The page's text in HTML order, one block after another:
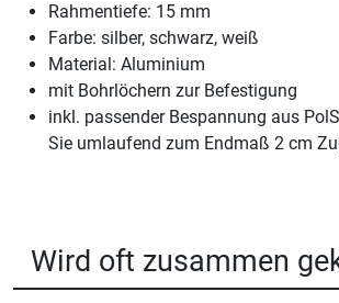
Rahmentiefe: 15 mm
Farbe: silber, schwarz, weiß
Material: Aluminium
mit Bohrlöchern zur Befestigung
inkl. passender Bespannung aus
Sie umlaufend zum Endmaß 2 cm
Wird oft zusammen